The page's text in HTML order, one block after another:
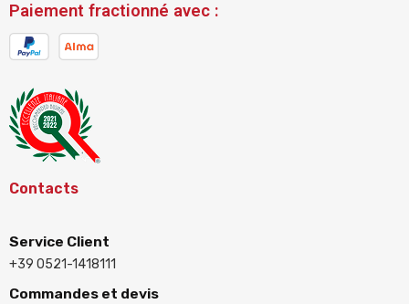
Paiement fractionné avec :
Contacts
Service Client
+39 0521-1418111
Commandes et devis